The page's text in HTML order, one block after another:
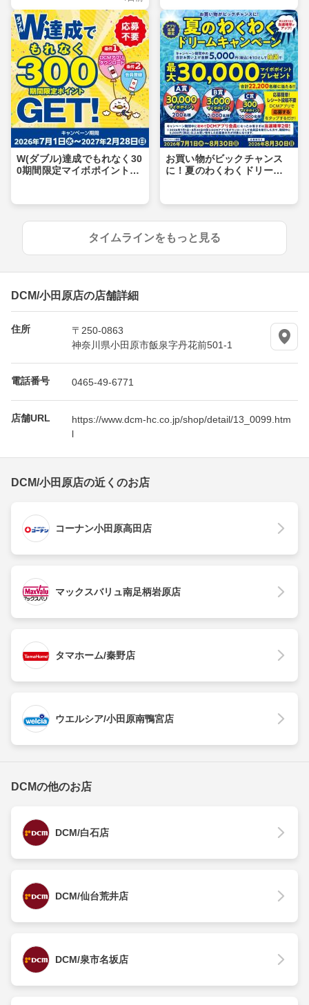
W(ダブル)達成でもれなく30
0期間限定マイボポイントG
お買い物がビックチャンス
に！夏のわくわくドリーム
タイムラインをもっと見る
DCM/小田原店の店舗詳細
住所
〒250-0863
神奈川県小田原市飯泉字丹花前501-1
電話番号 0465-49-6771
店舗URL
https://www.dcm-hc.co.jp/shop/detail/13_0099.htm
l
DCM/小田原店の近くのお店
コーナン小田原高田店
マックスバリュ南足柄岩原店
タマホーム/秦野店
ウエルシア/小田原南鴨宮店
DCMの他のお店
DCM/白石店
DCM/仙台荒井店
DCM/泉市名坂店